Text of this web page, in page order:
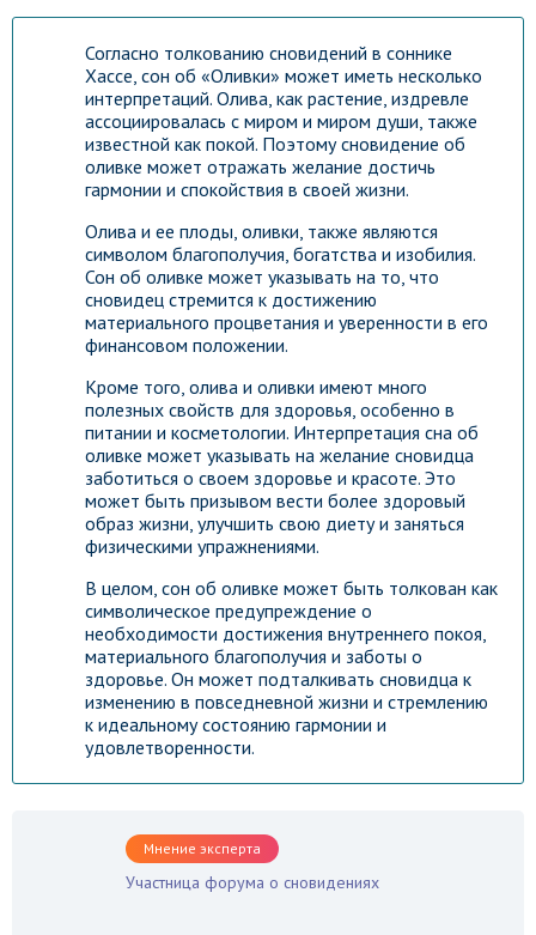
Согласно толкованию сновидений в соннике
Хассе, сон об «Оливки» может иметь несколько
интерпретаций. Олива, как растение, издревле
ассоциировалась с миром и миром души, также
известной как покой. Поэтому сновидение об
оливке может отражать желание достичь
гармонии и спокойствия в своей жизни.
Олива и ее плоды, оливки, также являются
символом благополучия, богатства и изобилия.
Сон об оливке может указывать на то, что
сновидец стремится к достижению
материального процветания и уверенности в его
финансовом положении.
Кроме того, олива и оливки имеют много
полезных свойств для здоровья, особенно в
питании и косметологии. Интерпретация сна об
оливке может указывать на желание сновидца
заботиться о своем здоровье и красоте. Это
может быть призывом вести более здоровый
образ жизни, улучшить свою диету и заняться
физическими упражнениями.
В целом, сон об оливке может быть толкован как
символическое предупреждение о
необходимости достижения внутреннего покоя,
материального благополучия и заботы о
здоровье. Он может подталкивать сновидца к
изменению в повседневной жизни и стремлению
к идеальному состоянию гармонии и
удовлетворенности.
Мнение эксперта
Участница форума о сновидениях